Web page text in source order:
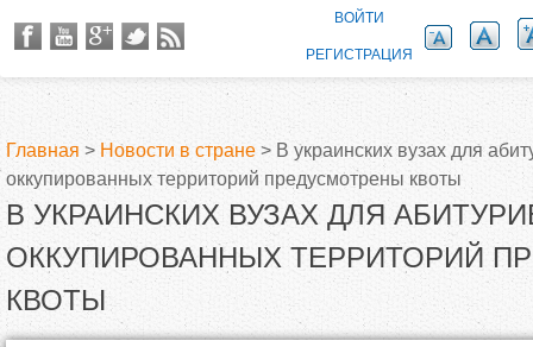
В
ы
з
Главная > Новости в стране > В украинских вузах для
оккупированных территорий предусмотрены квоты
В УКРАИНСКИХ ВУЗАХ ДЛЯ
ОККУПИРОВАННЫХ ТЕРРИТОРИЙ
КВОТЫ
ВОЙТИ
РЕГИСТРАЦИЯ